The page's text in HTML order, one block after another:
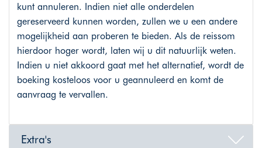
kunt annuleren. Indien niet alle onderdelen
gereserveerd kunnen worden, zullen we u een andere
mogelijkheid aan proberen te bieden. Als de reissom
hierdoor hoger wordt, laten wij u dit natuurlijk weten.
Indien u niet akkoord gaat met het alternatief, wordt de
boeking kosteloos voor u geannuleerd en komt de
aanvraag te vervallen.
Extra's